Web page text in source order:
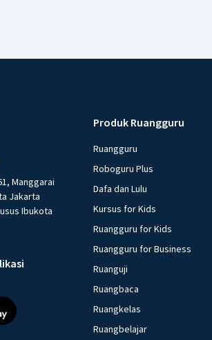
Manggarai
Jakarta
Ibukota
Produk Ruangguru
Ruangguru
Roboguru Plus
Dafa dan Lulu
Kursus for Kids
Ruangguru for Kids
Ruangguru for Business
Ruanguji
Ruangbaca
Ruangkelas
Ruangbelajar